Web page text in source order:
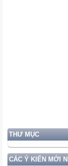
THƯ MỤC
CÁC Ý KIẾN MỚI